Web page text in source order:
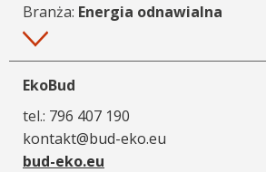
Branża: Energia odnawialna
Więcej
EkoBud
tel.: 796 407 190
kontakt@bud-eko.eu
bud-eko.eu